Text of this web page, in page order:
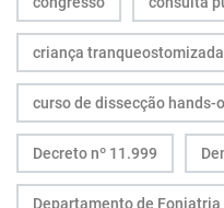
criança tranqueostomizada
curso de dissecção hands-
Decreto nº 11.999
Departamento de Foniatria